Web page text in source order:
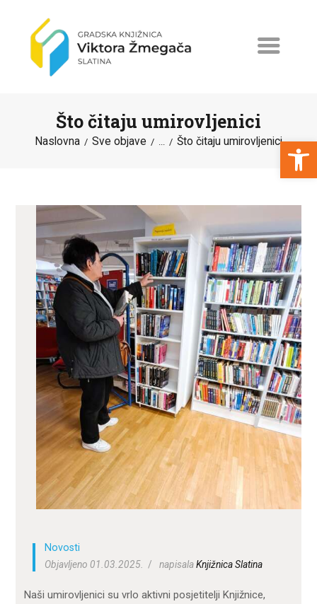
Open toolbar
Što čitaju umirovljenici
Naslovna Sve objave ... Što čitaju umirovljenici
NOVOSTI
ERASMUS+
PROGRAMI I PROJEKTI
KATALOG
O KNJIŽNICI
ZA KORISNIKE
ODJELI
DOKUMENTI
KONTAKT
Novosti
Objavljeno 01.03.2025.
napisalaKnjižnica Slatina
Naši umirovljenici su vrlo aktivni posjetitelji Knjižnice,